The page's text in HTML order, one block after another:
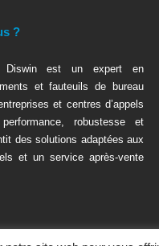
?
Diswin est un expert en
et fauteuils de bureau
et centres d’appels
robustesse et
des solutions adaptées aux
et un service après-vente